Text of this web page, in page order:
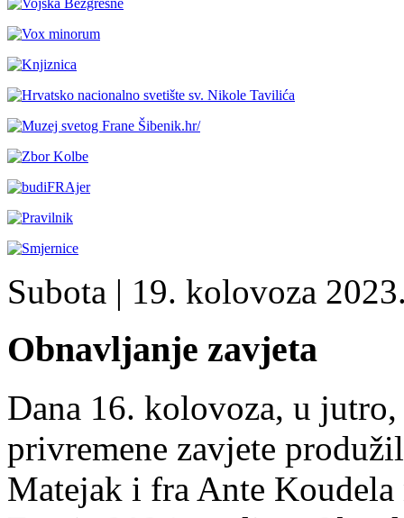
Subota | 19. kolovoza
Obnavljanje zavjeta
Dana 16. kolovoza, u
privremene zavjete
Matejak i fra Ante Koudela